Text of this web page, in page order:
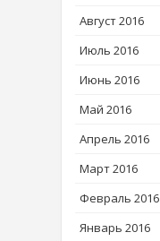
Август 2016
Июль 2016
Июнь 2016
Май 2016
Апрель 2016
Март 2016
Февраль 2016
Январь 2016